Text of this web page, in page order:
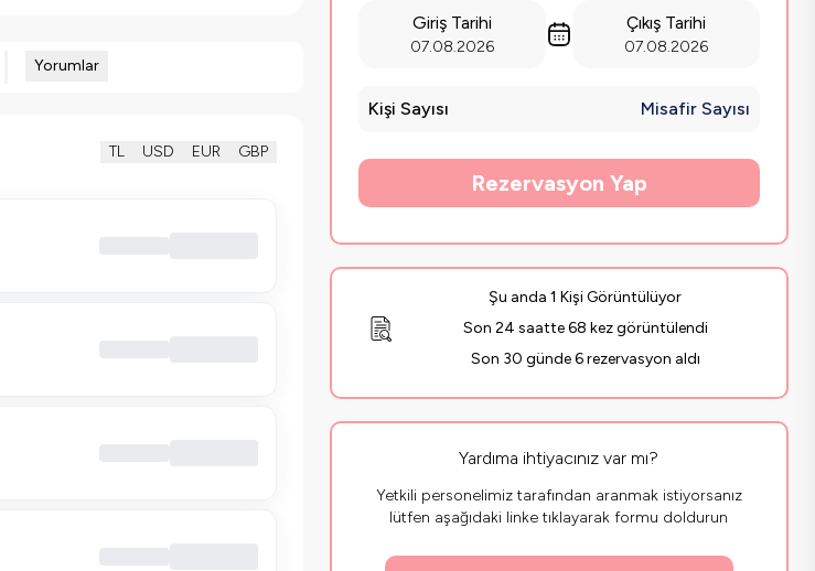
Yorumlar
TL USD EUR GBP
Giriş Tarihi
07.08.2026
Çıkış Tarihi
07.08.2026
Kişi Sayısı Misafir Sayısı
Rezervasyon Yap
Şu anda 1 Kişi Görüntülüyor
Son 24 saatte 68 kez görüntülendi
Son 30 günde 6 rezervasyon aldı
Yardıma ihtiyacınız var mı?
Yetkili personelimiz tarafından aranmak istiyorsanız
lütfen aşağıdaki linke tıklayarak formu doldurun